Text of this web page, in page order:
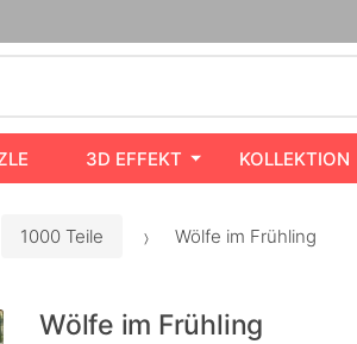
3D EFFEKT KOLLEKTION
1000 Teile Wölfe im Frühling
Wölfe im Frühling